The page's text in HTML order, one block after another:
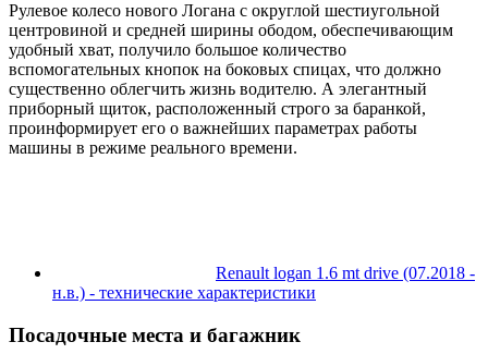
Рулевое колесо нового Логана с округлой шестиугольной
центровиной и средней ширины ободом, обеспечивающим
удобный хват, получило большое количество
вспомогательных кнопок на боковых спицах, что должно
существенно облегчить жизнь водителю. А элегантный
приборный щиток, расположенный строго за баранкой,
проинформирует его о важнейших параметрах работы
машины в режиме реального времени.
Renault logan 1.6 mt drive (07.2018 -
н.в.) - технические характеристики
Посадочные места и багажник